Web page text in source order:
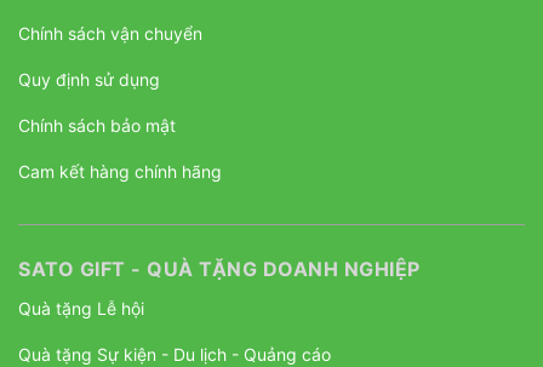
Chính sách vận chuyển
Quy định sử dụng
Chính sách bảo mật
Cam kết hàng chính hãng
SATO GIFT - QUÀ TẶNG DOANH NGHIỆP
Quà tặng Lễ hội
Quà tặng Sự kiện - Du lịch - Quảng cáo